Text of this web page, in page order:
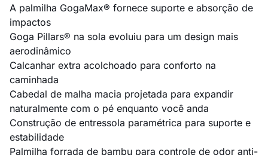
A palmilha GogaMax® fornece suporte e absorção de
impactos
Goga Pillars® na sola evoluiu para um design mais
aerodinâmico
Calcanhar extra acolchoado para conforto na
caminhada
Cabedal de malha macia projetada para expandir
naturalmente com o pé enquanto você anda
Construção de entressola paramétrica para suporte e
estabilidade
Palmilha forrada de bambu para controle de odor anti-